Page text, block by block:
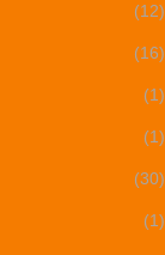
(12)
(16)
(1)
(1)
(30)
(1)